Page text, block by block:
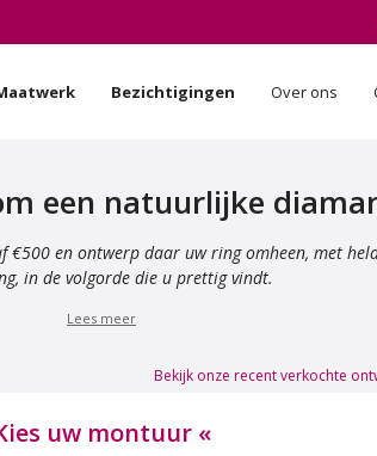
Bezichtigingen Over ons
een natuurlijke
en ontwerp daar uw ring omheen, met
in de volgorde die u prettig vindt.
Lees meer
Bekijk onze recent verkochte
uw montuur «